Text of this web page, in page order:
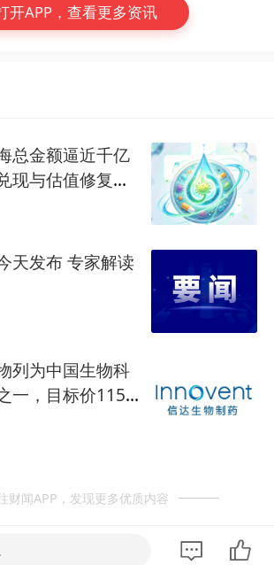
开APP，查看更多资讯
总金额逼近千亿
现与估值修复阶
天发布 专家解读
列为中国生物科
一，目标价115
财闻APP，发现更多优质内容